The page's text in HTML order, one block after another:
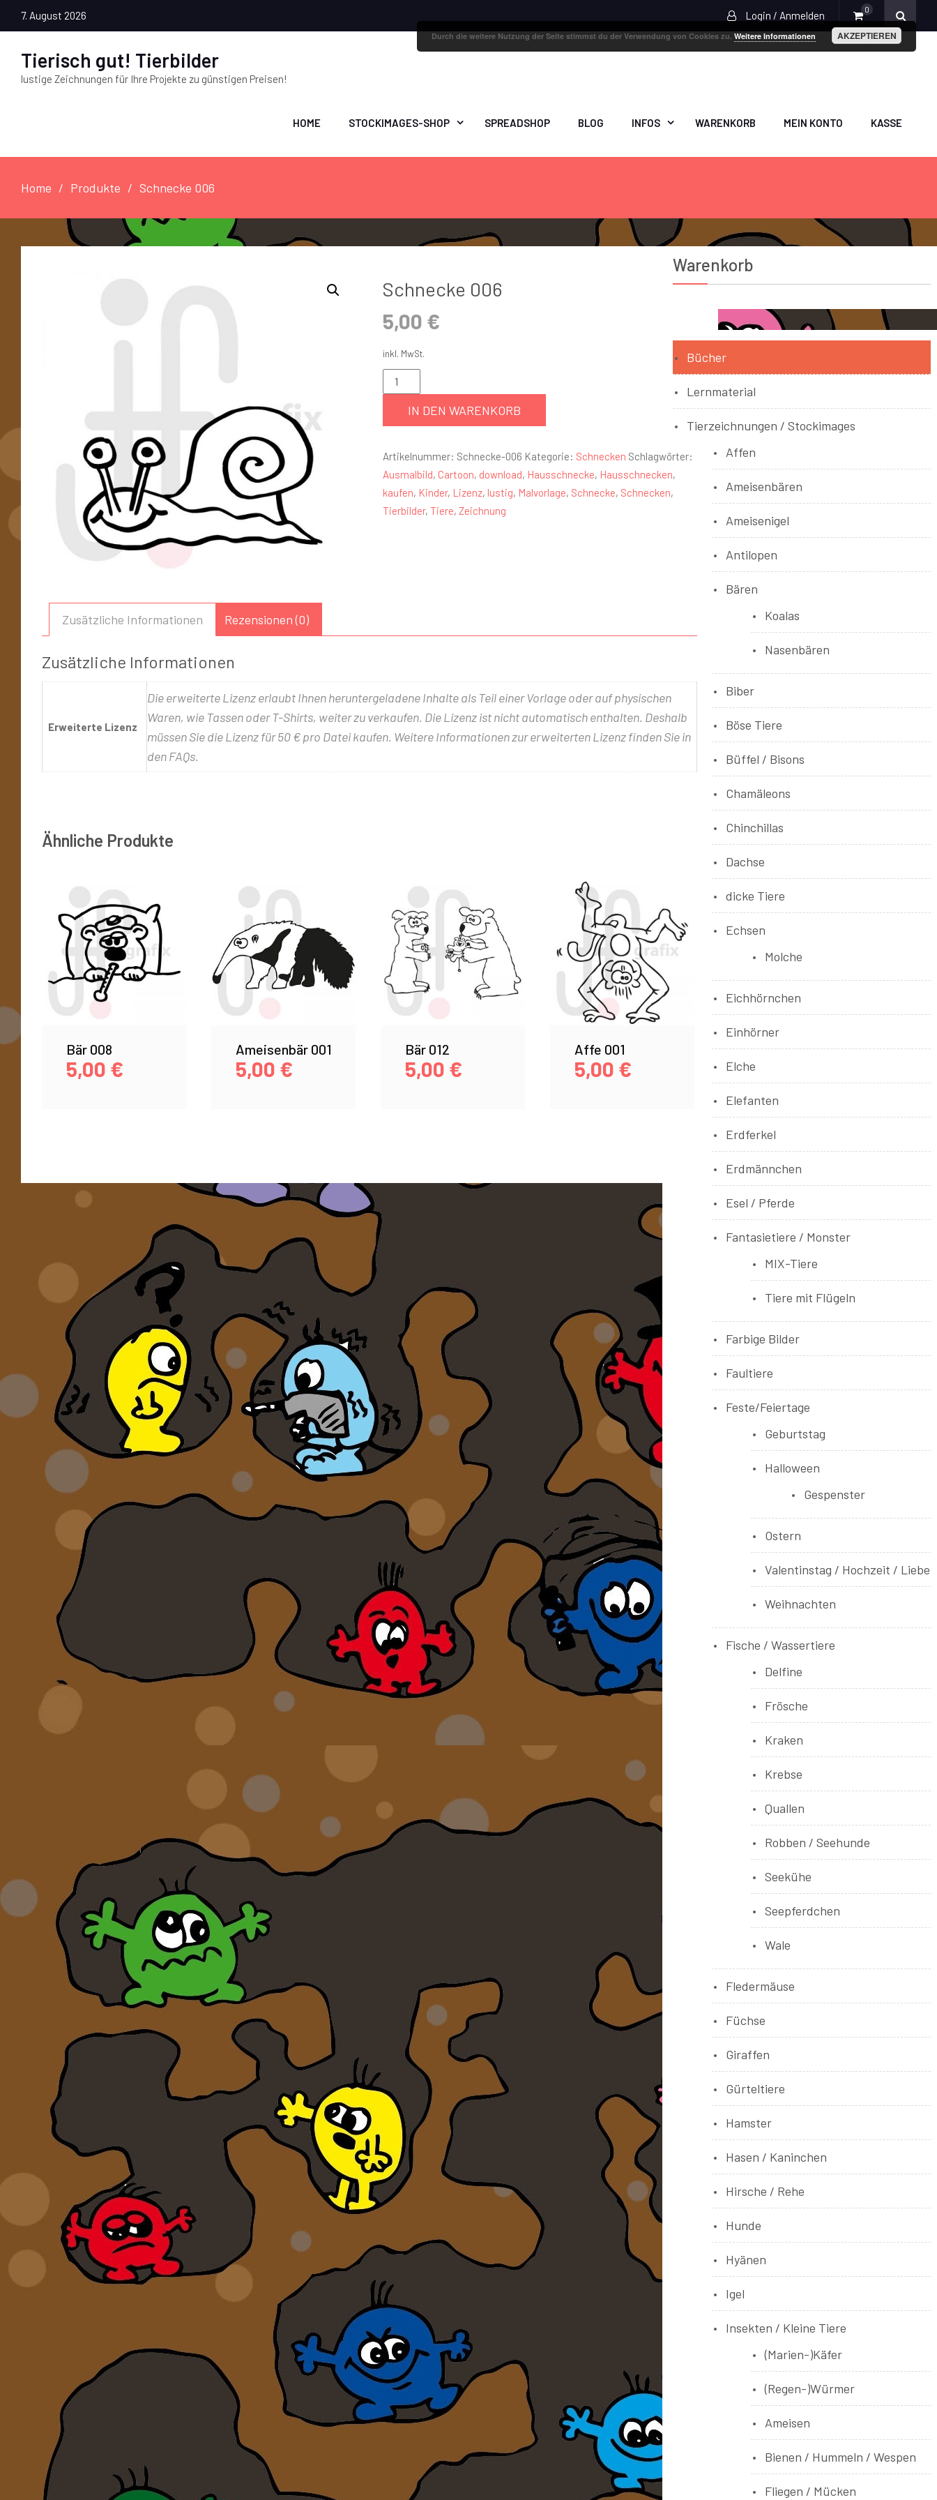
7. August 2026 Login / Anmelden 0
Tierisch gut! Tierbilder
lustige Zeichnungen für Ihre Projekte zu günstigen Preisen!
HOME STOCKIMAGES-SHOP SPREADSHOP BLOG INFOS WARENKORB MEIN KONTO KASSE
Home Produkte Schnecke 006
Schnecke 006
5,00 €
inkl. MwSt.
IN DEN WARENKORB
Artikelnummer: Schnecke-006 Kategorie: Schnecken Schlagwörter:
Ausmalbild, Cartoon, download, Hausschnecke, Hausschnecken,
kaufen, Kinder, Lizenz, lustig, Malvorlage, Schnecke, Schnecken,
Tierbilder, Tiere, Zeichnung
Zusätzliche Informationen Rezensionen (0)
Zusätzliche Informationen
Erweiterte Lizenz
Die erweiterte Lizenz erlaubt Ihnen heruntergeladene Inhalte als Teil einer Vorlage oder auf physischen
Waren, wie Tassen oder T-Shirts, weiter zu verkaufen. Die Lizenz ist nicht automatisch enthalten. Deshalb
müssen Sie die Lizenz für 50 € pro Datei kaufen. Weitere Informationen zur erweiterten Lizenz finden Sie in
den FAQs.
Ähnliche Produkte
Bär 008
5,00 €
Ameisenbär 001
5,00 €
Bär 012
5,00 €
Affe 001
5,00 €
Warenkorb
Bücher
Lernmaterial
Tierzeichnungen / Stockimages
Affen
Ameisenbären
Ameisenigel
Antilopen
Bären
Koalas
Nasenbären
Biber
Böse Tiere
Büffel / Bisons
Chamäleons
Chinchillas
Dachse
dicke Tiere
Echsen
Molche
Eichhörnchen
Einhörner
Elche
Elefanten
Erdferkel
Erdmännchen
Esel / Pferde
Fantasietiere / Monster
MIX-Tiere
Tiere mit Flügeln
Farbige Bilder
Faultiere
Feste/Feiertage
Geburtstag
Halloween
Gespenster
Ostern
Valentinstag / Hochzeit / Liebe
Weihnachten
Fische / Wassertiere
Delfine
Frösche
Kraken
Krebse
Quallen
Robben / Seehunde
Seekühe
Seepferdchen
Wale
Fledermäuse
Füchse
Giraffen
Gürteltiere
Hamster
Hasen / Kaninchen
Hirsche / Rehe
Hunde
Hyänen
Igel
Insekten / Kleine Tiere
(Marien-)Käfer
(Regen-)Würmer
Ameisen
Bienen / Hummeln / Wespen
Fliegen / Mücken
Durch die weitere Nutzung der Seite stimmst du der Verwendung von Cookies zu. Weitere Informationen AKZEPTIEREN